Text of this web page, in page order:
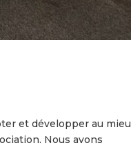
et développer au
Nous avons